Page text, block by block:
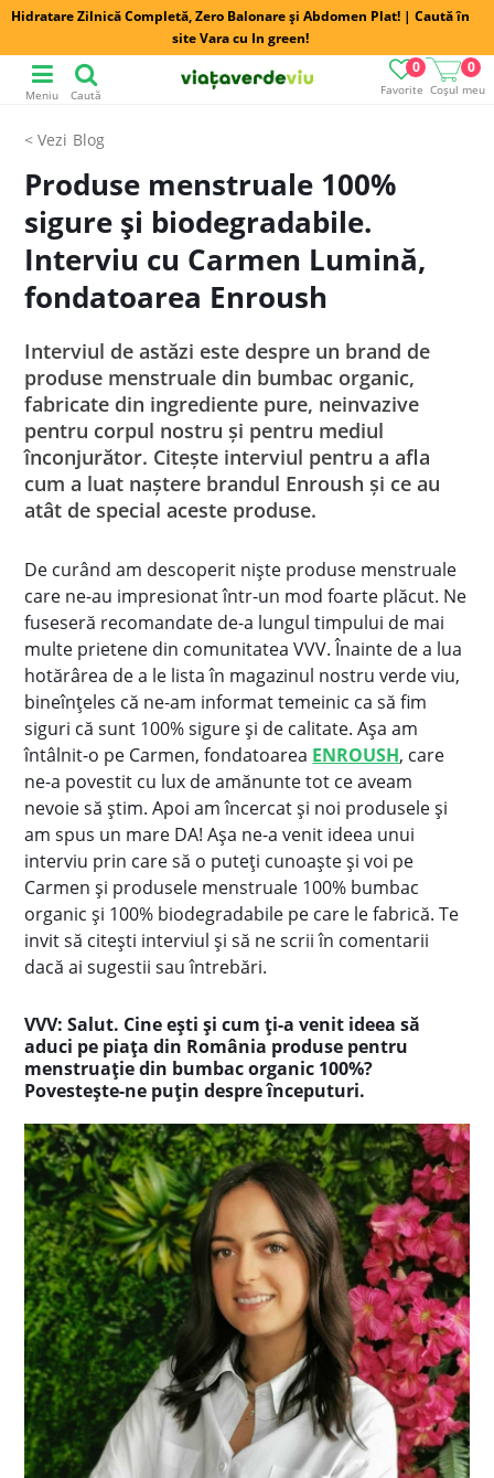
Hidratare Zilnică Completă, Zero Balonare și Abdomen Plat! | Caută în
site Vara cu In green!
Favorite
0
Coșul meu
0
Meniu Caută
Blog
Produse menstruale 100%
sigure și biodegradabile.
Interviu cu Carmen Lumină,
fondatoarea Enroush
Interviul de astăzi este despre un brand de
produse menstruale din bumbac organic,
fabricate din ingrediente pure, neinvazive
pentru corpul nostru și pentru mediul
înconjurător. Citește interviul pentru a afla
cum a luat naștere brandul Enroush și ce au
atât de special aceste produse.
De curând am descoperit niște produse menstruale
care ne-au impresionat într-un mod foarte plăcut. Ne
fuseseră recomandate de-a lungul timpului de mai
multe prietene din comunitatea VVV. Înainte de a lua
hotărârea de a le lista în magazinul nostru verde viu,
bineînțeles că ne-am informat temeinic ca să fim
siguri că sunt 100% sigure și de calitate. Așa am
întâlnit-o pe Carmen, fondatoarea ENROUSH, care
ne-a povestit cu lux de amănunte tot ce aveam
nevoie să știm. Apoi am încercat și noi produsele și
am spus un mare DA! Așa ne-a venit ideea unui
interviu prin care să o puteți cunoaște și voi pe
Carmen și produsele menstruale 100% bumbac
organic și 100% biodegradabile pe care le fabrică. Te
invit să citești interviul și să ne scrii în comentarii
dacă ai sugestii sau întrebări.
VVV: Salut. Cine ești și cum ți-a venit ideea să
aduci pe piața din România produse pentru
menstruație din bumbac organic 100%?
Povestește-ne puțin despre începuturi.